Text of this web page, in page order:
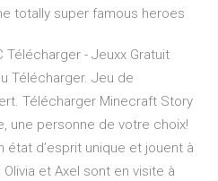
totally super famous heroes
Télécharger - Jeuxx Gratuit
Télécharger. Jeu de
Télécharger Minecraft Story
une personne de votre choix!
état d’esprit unique et jouent à
et Axel sont en visite à